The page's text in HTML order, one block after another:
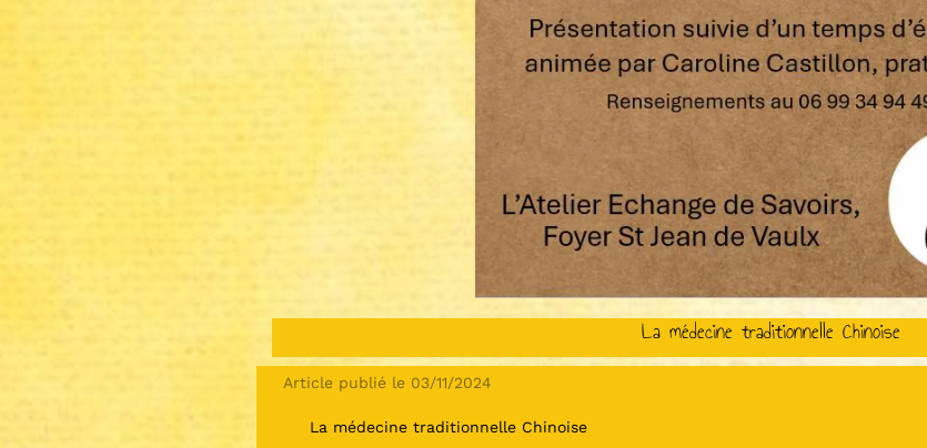
La médecine traditionnelle Chinoise
Article publié le 03/11/2024
La médecine traditionnelle Chinoise